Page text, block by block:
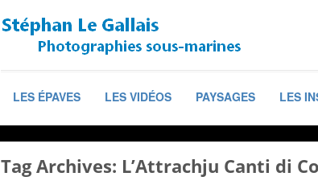
LES ÉPAVES LES VIDÉOS PAYSAGES LES
Tag Archives: L’Attrachju Canti di